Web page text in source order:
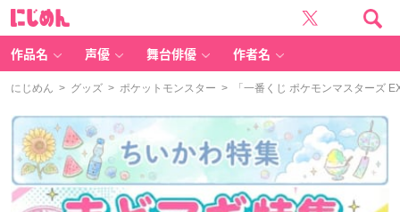
作品名 声優 舞台俳優 作者名
にじめん > グッズ > ポケットモンスター > 「一番くじ ポケモンマスターズ